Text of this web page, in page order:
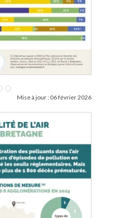
Mise à jour : 06 février 2026